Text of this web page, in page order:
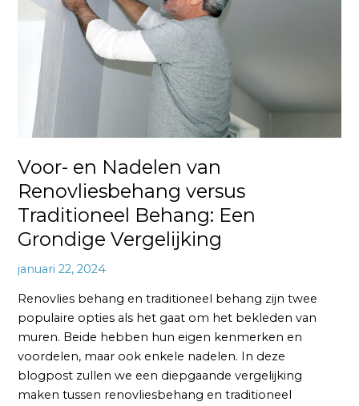
Voor- en Nadelen van
Renovliesbehang versus
Traditioneel Behang: Een
Grondige Vergelijking
januari 22, 2024
Renovlies behang en traditioneel behang zijn twee
populaire opties als het gaat om het bekleden van
muren. Beide hebben hun eigen kenmerken en
voordelen, maar ook enkele nadelen. In deze
blogpost zullen we een diepgaande vergelijking
maken tussen renovliesbehang en traditioneel
Renovliesbehang
versus
Traditioneel
Behang:
Een
Grondige
Vergelijking